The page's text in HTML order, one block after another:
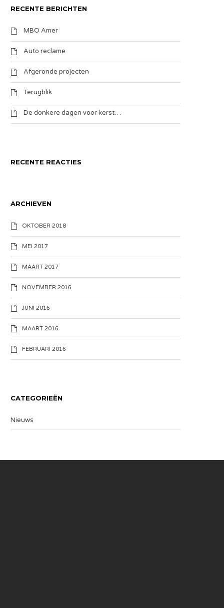
RECENTE BERICHTEN
MBO Amer
Auto reclame
Afgeronde projecten
Terugblik
De donkere dagen voor kerst…
RECENTE REACTIES
ARCHIEVEN
OKTOBER 2018
MEI 2017
MAART 2017
NOVEMBER 2016
JUNI 2016
MAART 2016
FEBRUARI 2016
CATEGORIEËN
Nieuws